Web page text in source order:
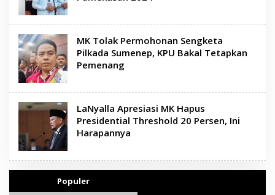
MK Tolak Permohonan Sengketa
Pilkada Sumenep, KPU Bakal Tetapkan
Pemenang
LaNyalla Apresiasi MK Hapus
Presidential Threshold 20 Persen, Ini
Harapannya
Populer